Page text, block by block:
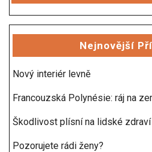
Nejnovější
Nový interiér levně
Francouzská Polynésie: ráj na
Škodlivost plísní na lidské zdraví
Pozorujete rádi ženy?